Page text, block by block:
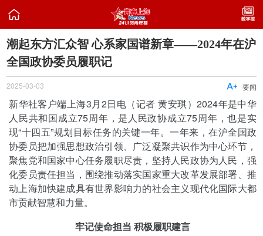

潮起东方汇众智 心系家国谱新章——2024年在沪
全国政协委员履职记
2025-03-03 要闻

新华社客户端上海3月2日电（记者 黄安琪）2024年是中华
人民共和国成立75周年，是人民政协成立75周年，也是实
现“十四五”规划目标任务的关键一年。一年来，在沪全国政
协委员把加强思想政治引领、广泛凝聚共识作为中心环节，
聚焦党和国家中心任务履职尽责，坚持人民政协为人民，强
化委员责任担当，围绕推动落实国家重大改革发展部署、推
动上海加快建成具有世界影响力的社会主义现代化国际大都
市贡献智慧和力量。
牢记使命担当 积极履职建言